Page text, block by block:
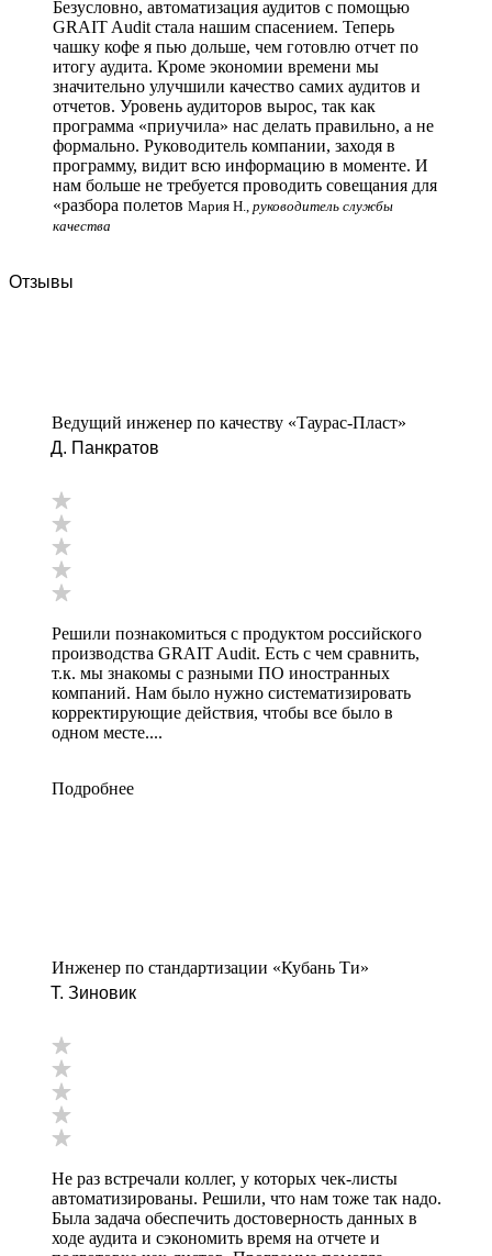
Безусловно, автоматизация аудитов с помощью
GRAIT Audit стала нашим спасением. Теперь
чашку кофе я пью дольше, чем готовлю отчет по
итогу аудита. Кроме экономии времени мы
значительно улучшили качество самих аудитов и
отчетов. Уровень аудиторов вырос, так как
программа «приучила» нас делать правильно, а не
формально. Руководитель компании, заходя в
программу, видит всю информацию в моменте. И
нам больше не требуется проводить совещания для
«разбора полетов Мария Н., руководитель службы
качества
Отзывы
Ведущий инженер по качеству «Таурас-Пласт»
Д. Панкратов
Решили познакомиться с продуктом российского
производства GRAIT Audit. Есть с чем сравнить,
т.к. мы знакомы с разными ПО иностранных
компаний. Нам было нужно систематизировать
корректирующие действия, чтобы все было в
одном месте....
Подробнее
Инженер по стандартизации «Кубань Ти»
Т. Зиновик
Не раз встречали коллег, у которых чек-листы
автоматизированы. Решили, что нам тоже так надо.
Была задача обеспечить достоверность данных в
ходе аудита и сэкономить время на отчете и